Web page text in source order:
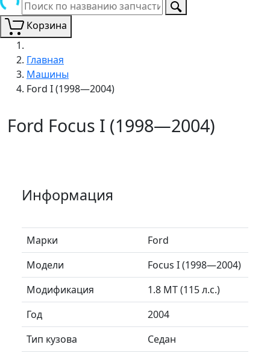
Корзина
Главная
Машины
Ford I (1998—2004)
Ford Focus I (1998—2004)
Информация
Марки
Ford
Модели
Focus I (1998—2004)
Модификация
1.8 MT (115 л.с.)
Год
2004
Тип кузова
Седан